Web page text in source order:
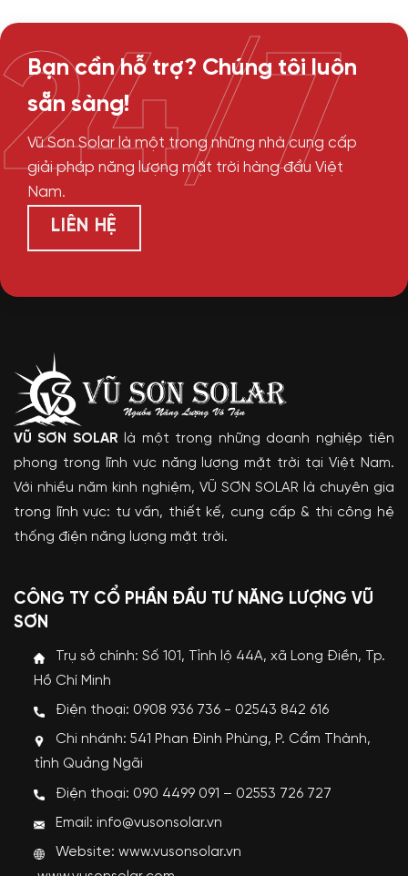
Bạn cần hỗ trợ? Chúng tôi luôn
sẵn sàng!
Vũ Sơn Solar là một trong những nhà cung cấp
giải pháp năng lượng mặt trời hàng đầu Việt
Nam.
LIÊN HỆ
24/7
VŨ SƠN SOLAR là một trong những doanh nghiệp tiên
phong trong lĩnh vực năng lượng mặt trời tại Việt Nam.
Với nhiều năm kinh nghiệm, VŨ SƠN SOLAR là chuyên gia
trong lĩnh vực: tư vấn, thiết kế, cung cấp & thi công hệ
thống điện năng lượng mặt trời.
CÔNG TY CỔ PHẦN ĐẦU TƯ NĂNG LƯỢNG VŨ
SƠN
Trụ sở chính: Số 101, Tỉnh lộ 44A, xã Long Điền, Tp.
Hồ Chí Minh
Điện thoại: 0908 936 736 - 02543 842 616
Chi nhánh: 541 Phan Đình Phùng, P. Cẩm Thành,
tỉnh Quảng Ngãi
Điện thoại: 090 4499 091 – 02553 726 727
Email: info@vusonsolar.vn
Website:www.vusonsolar.vn